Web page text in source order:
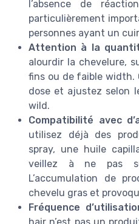
l’absence de
particulièrement
personnes ayant un
Attention à la
alourdir la chevelure,
fins ou de faible width.
dose et ajustez selon
wild.
Compatibilité avec
utilisez déjà des
spray, une huile
veillez à ne pas
L’accumulation de
chevelu gras et
Fréquence